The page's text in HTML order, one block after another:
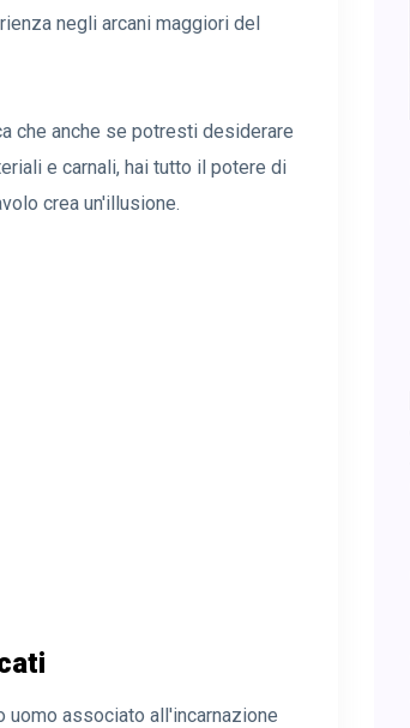
negli arcani maggiori del
che anche se potresti desiderare
e carnali, hai tutto il potere di
crea un'illusione.
uomo associato all'incarnazione